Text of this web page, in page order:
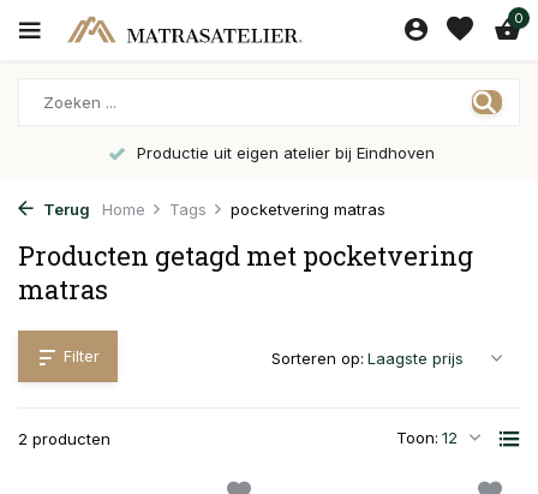
0
Productie uit eigen atelier bij Eindhoven
Terug Home Tags pocketvering matras
Producten getagd met pocketvering
matras
Filter
2 producten Toon:
Sorteren op: